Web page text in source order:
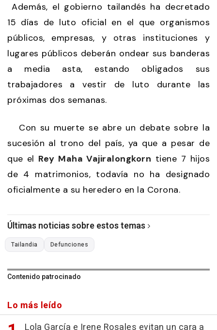
Además, el gobierno tailandés ha decretado
15 días de luto oficial en el que organismos
públicos, empresas, y otras instituciones y
lugares públicos deberán ondear sus banderas
a media asta, estando obligados sus
trabajadores a vestir de luto durante las
próximas dos semanas.
Con su muerte se abre un debate sobre la
sucesión al trono del país, ya que a pesar de
que el Rey Maha Vajiralongkorn tiene 7 hijos
de 4 matrimonios, todavía no ha designado
oficialmente a su heredero en la Corona.
Últimas noticias sobre estos temas
Tailandia Defunciones
Contenido patrocinado
Lo más leído
Lola García e Irene Rosales evitan un cara a